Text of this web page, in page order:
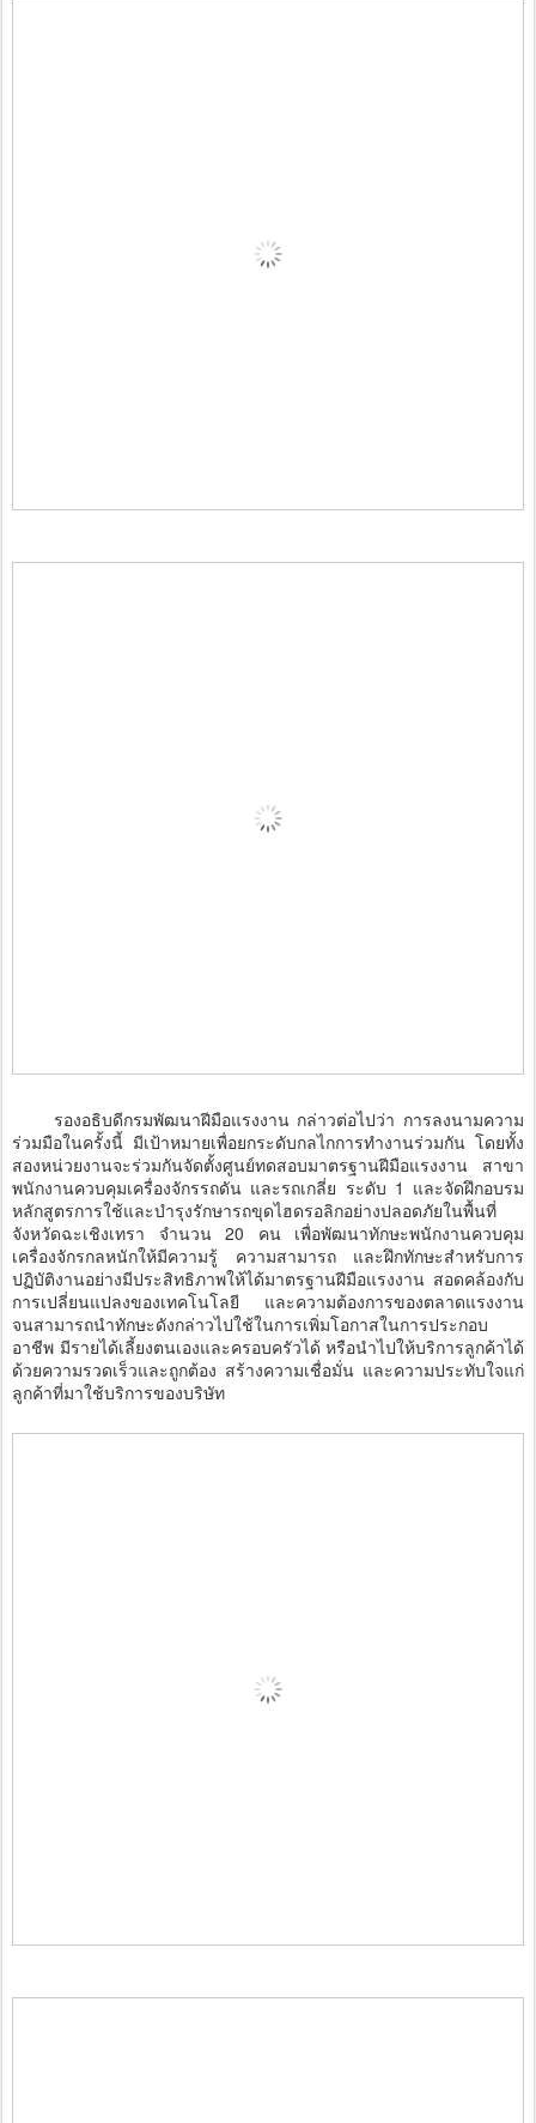
รองอธิบดีกรมพัฒนาฝีมือแรงงาน กล่าวต่อไปว่า การลงนามความ
ร่วมมือในครั้งนี้ มีเป้าหมายเพื่อยกระดับกลไกการทำงานร่วมกัน โดยทั้ง
สองหน่วยงานจะร่วมกันจัดตั้งศูนย์ทดสอบมาตรฐานฝีมือแรงงาน สาขา
พนักงานควบคุมเครื่องจักรรถดัน และรถเกลี่ย ระดับ 1 และจัดฝึกอบรม
หลักสูตรการใช้และบำรุงรักษารถขุดไฮดรอลิกอย่างปลอดภัยในพื้นที่
จังหวัดฉะเชิงเทรา จำนวน 20 คน เพื่อพัฒนาทักษะพนักงานควบคุม
เครื่องจักรกลหนักให้มีความรู้ ความสามารถ และฝึกทักษะสำหรับการ
ปฏิบัติงานอย่างมีประสิทธิภาพให้ได้มาตรฐานฝีมือแรงงาน สอดคล้องกับ
การเปลี่ยนแปลงของเทคโนโลยี และความต้องการของตลาดแรงงาน
จนสามารถนำทักษะดังกล่าวไปใช้ในการเพิ่มโอกาสในการประกอบ
อาชีพ มีรายได้เลี้ยงตนเองและครอบครัวได้ หรือนำไปให้บริการลูกค้าได้
ด้วยความรวดเร็วและถูกต้อง สร้างความเชื่อมั่น และความประทับใจแก่
ลูกค้าที่มาใช้บริการของบริษัท